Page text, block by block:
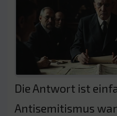
Die Antwort ist
Antisemitismus